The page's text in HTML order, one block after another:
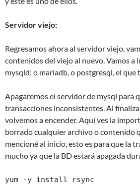
Servidor viejo:
Regresamos ahora al servidor viejo,
contenidos del viejo al nuevo. Vamos a
mysqld; o mariadb, o postgresql, el que
Apagaremos el servidor de mysql para
transacciones inconsistentes. Al
volvemos a encender. Aquí ves la
borrado cualquier archivo o contenido
mencioné al inicio, esto es para que la
mucho ya que la BD estará apagada
yum -y install rsync